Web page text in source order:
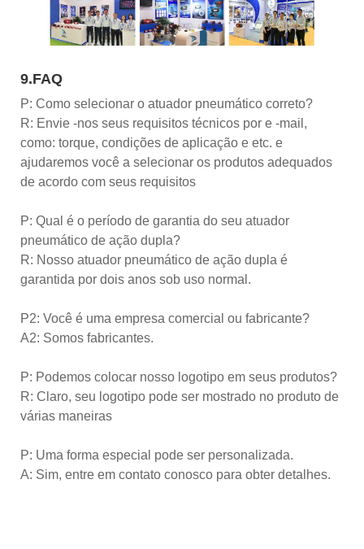
9.FAQ
P: Como selecionar o atuador pneumático correto?
R: Envie -nos seus requisitos técnicos por e -mail,
como: torque, condições de aplicação e etc. e
ajudaremos você a selecionar os produtos adequados
de acordo com seus requisitos
P: Qual é o período de garantia do seu atuador
pneumático de ação dupla?
R: Nosso atuador pneumático de ação dupla é
garantida por dois anos sob uso normal.
P2: Você é uma empresa comercial ou fabricante?
A2: Somos fabricantes.
P: Podemos colocar nosso logotipo em seus produtos?
R: Claro, seu logotipo pode ser mostrado no produto de
várias maneiras
P: Uma forma especial pode ser personalizada.
A: Sim, entre em contato conosco para obter detalhes.